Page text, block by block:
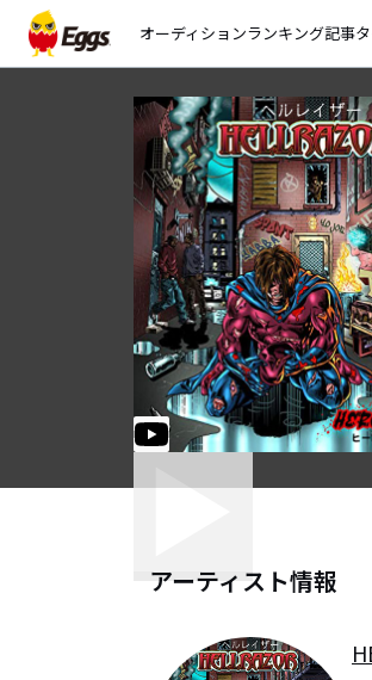
オーディションランキング記事
アーティスト情報